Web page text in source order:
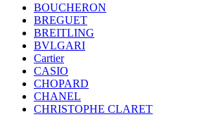
BOUCHERON
BREGUET
BREITLING
BVLGARI
Cartier
CASIO
CHOPARD
CHANEL
CHRISTOPHE CLARET